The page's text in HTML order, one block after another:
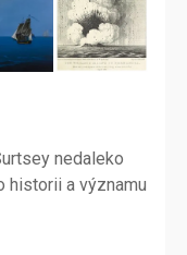
nedaleko
historii a významu